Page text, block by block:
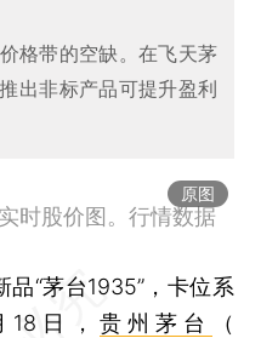
格带的空缺。在飞天茅
出非标产品可提升盈利
原图
时股价图。行情数据
品“茅台1935”，卡位系
日， 贵州茅台
（